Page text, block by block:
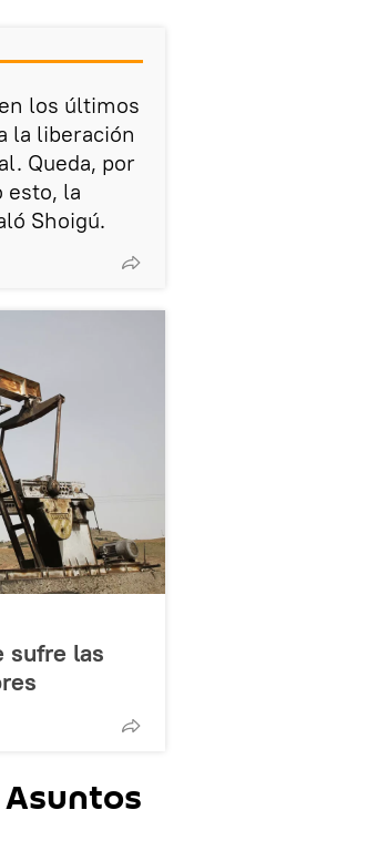
los últimos
la liberación
Queda, por
esto, la
Shoigú.
sufre las